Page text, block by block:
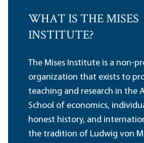
WHAT IS THE MISES
INSTITUTE?
The Mises Institute is a non-
organization that exists to
teaching and research in the
School of economics,
honest history, and
the tradition of Ludwig von